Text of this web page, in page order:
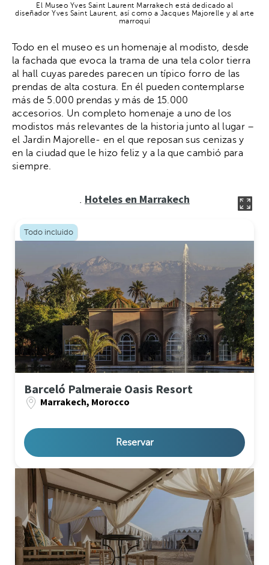
El Museo Yves Saint Laurent Marrakech está dedicado al
diseñador Yves Saint Laurent, así como a Jacques Majorelle y al arte
marroquí
Todo en el museo es un homenaje al modisto, desde
la fachada que evoca la trama de una tela color tierra
al hall cuyas paredes parecen un típico forro de las
prendas de alta costura. En él pueden contemplarse
más de 5.000 prendas y más de 15.000
accesorios. Un completo homenaje a uno de los
modistos más relevantes de la historia junto al lugar –
el Jardin Majorelle- en el que reposan sus cenizas y
en la ciudad que le hizo feliz y a la que cambió para
siempre.
Hoteles en Marrakech
Todo incluido
Barceló Palmeraie Oasis Resort
Marrakech, Morocco
Reservar